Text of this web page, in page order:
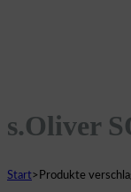
s.Oliver
Start> Produkte